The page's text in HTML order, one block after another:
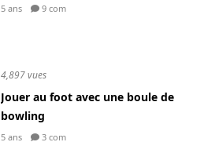
5 ans 9 com
4,897 vues
Jouer au foot avec une boule de
bowling
5 ans 3 com